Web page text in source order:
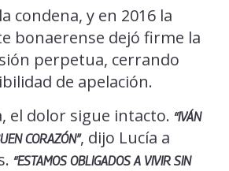
condena, y en 2016 la
bonaerense dejó firme la
perpetua, cerrando
de apelación.
el dolor sigue intacto. “IVÁN
CORAZÓN”, dijo Lucía a
“ESTAMOS OBLIGADOS A VIVIR SIN